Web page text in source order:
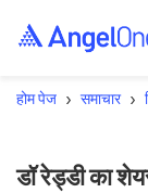
होम पेज › समाचार ›
डॉ रेड्डी का